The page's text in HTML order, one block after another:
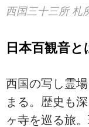
西国三十三所 札
日本百観音と
西国の写し霊
まる。歴史も
ヶ寺を巡る旅